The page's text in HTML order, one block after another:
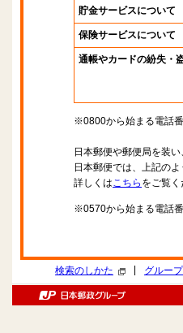
貯金サービスについて
保険サービスについて
通帳やカードの紛失・
※0800から始まる電話番
日本郵便や郵便局を装
日本郵便では、上記の
詳しくはこちら をご覧く
※0570から始まる電話
検索のしかた グルー